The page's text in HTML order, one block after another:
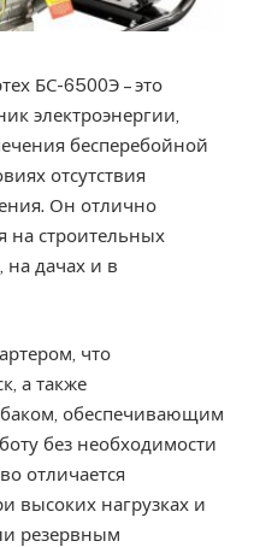
БС-6500Э – это
электроэнергии,
бесперебойной
отсутствия
Он отлично
на строительных
на дачах и в
что
а также
обеспечивающим
без необходимости
отличается
высоких нагрузках и
резервным